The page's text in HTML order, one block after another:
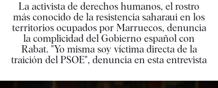
La activista de derechos humanos, el rostro
más conocido de la resistencia saharaui en los
territorios ocupados por Marruecos, denuncia
la complicidad del Gobierno español con
Rabat. "Yo misma soy víctima directa de la
traición del PSOE", denuncia en esta entrevista